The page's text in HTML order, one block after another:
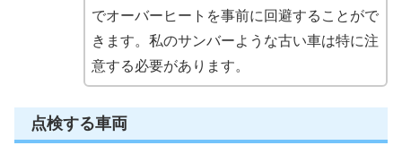
でオーバーヒートを事前に回避することがで
きます。私のサンバーような古い車は特に注
意する必要があります。
点検する車両